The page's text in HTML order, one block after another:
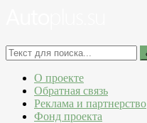
О проекте
Обратная связь
Реклама и партнерство
Фонд проекта